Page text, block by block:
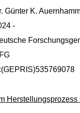
Günter K.
-